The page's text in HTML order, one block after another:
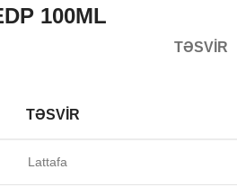
100ML
TƏSVIR
TƏSVIR
Lattafa